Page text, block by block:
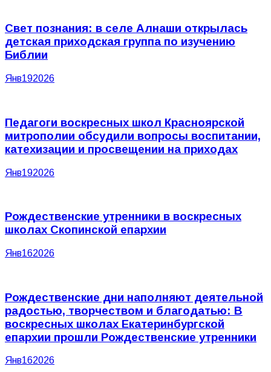
Свет познания: в селе Алнаши открылась
детская приходская группа по изучению
Библии
Янв192026
Педагоги воскресных школ Красноярской
митрополии обсудили вопросы воспитании,
катехизации и просвещении на приходах
Янв192026
Рождественские утренники в воскресных
школах Скопинской епархии
Янв162026
Рождественские дни наполняют деятельной
радостью, творчеством и благодатью: В
воскресных школах Екатеринбургской
епархии прошли Рождественские утренники
Янв162026